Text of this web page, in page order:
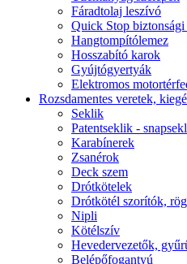
Fáradtolaj leszívó
Quick Stop
Hangtompítólemez
Hosszabító karok
Gyújtógyertyák
Elektromos
Rozsdamentes veretek,
Seklik
Patentseklik -
Karabínerek
Zsanérok
Deck szem
Drótkötelek
Drótkötél szorítók,
Nipli
Kötélszív
Hevedervezetők,
Belépőfogantyú